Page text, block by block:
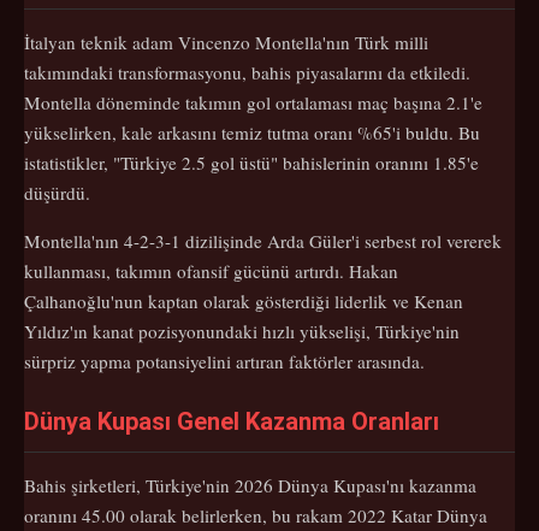
İtalyan teknik adam Vincenzo Montella'nın Türk milli
takımındaki transformasyonu, bahis piyasalarını da etkiledi.
Montella döneminde takımın gol ortalaması maç başına 2.1'e
yükselirken, kale arkasını temiz tutma oranı %65'i buldu. Bu
istatistikler, "Türkiye 2.5 gol üstü" bahislerinin oranını 1.85'e
düşürdü.
Montella'nın 4-2-3-1 dizilişinde Arda Güler'i serbest rol vererek
kullanması, takımın ofansif gücünü artırdı. Hakan
Çalhanoğlu'nun kaptan olarak gösterdiği liderlik ve Kenan
Yıldız'ın kanat pozisyonundaki hızlı yükselişi, Türkiye'nin
sürpriz yapma potansiyelini artıran faktörler arasında.
Dünya Kupası Genel Kazanma Oranları
Bahis şirketleri, Türkiye'nin 2026 Dünya Kupası'nı kazanma
oranını 45.00 olarak belirlerken, bu rakam 2022 Katar Dünya